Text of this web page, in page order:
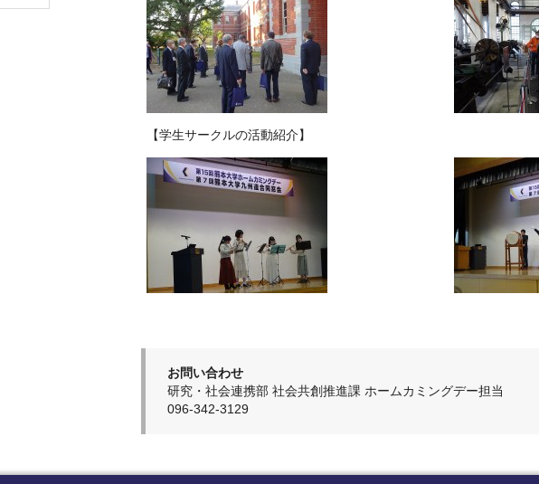
【学生サークルの活動紹介】
お問い合わせ
研究・社会連携部 社会共創推進課 ホームカミングデー担当
096-342-3129